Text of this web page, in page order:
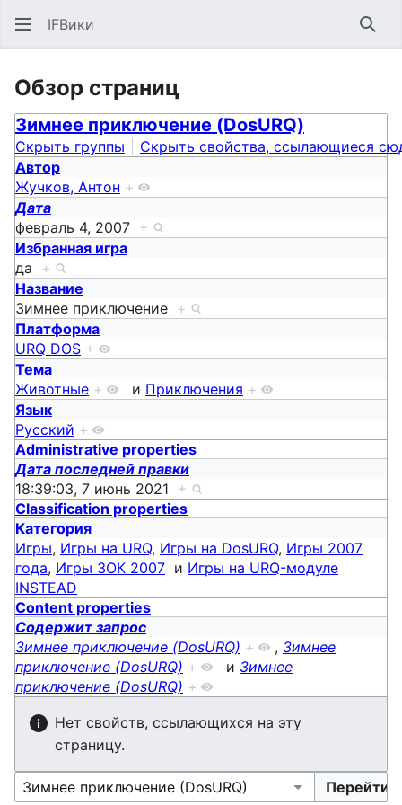
IFВики
Обзор страниц
Зимнее приключение (DosURQ)
Скрыть группы
Скрыть свойства, ссылающиеся
Автор
Жучков, Антон +
Дата
февраль 4, 2007 +
Избранная игра
да +
Название
Зимнее приключение +
Платформа
URQ DOS +
Тема
Животные + и Приключения +
Язык
Русский +
Administrative properties
Дата последней правки
18:39:03, 7 июнь 2021 +
Classification properties
Категория
Игры, Игры на URQ, Игры на DosURQ, Игры 2007
года, Игры ЗОК 2007 и Игры на URQ-модуле
INSTEAD
Content properties
Содержит запрос
Зимнее приключение (DosURQ) + , Зимнее
приключение (DosURQ) + и Зимнее
приключение (DosURQ) +
Нет свойств, ссылающихся на эту
страницу.